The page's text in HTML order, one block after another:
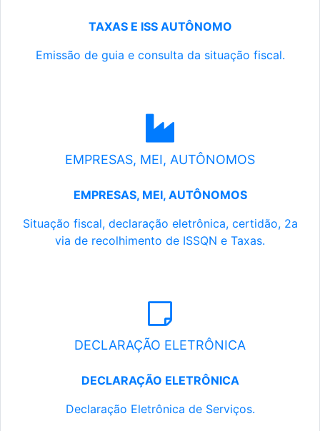
TAXAS E ISS AUTÔNOMO
Emissão de guia e consulta da situação fiscal.
EMPRESAS, MEI, AUTÔNOMOS
EMPRESAS, MEI, AUTÔNOMOS
Situação fiscal, declaração eletrônica, certidão, 2a
via de recolhimento de ISSQN e Taxas.
DECLARAÇÃO ELETRÔNICA
DECLARAÇÃO ELETRÔNICA
Declaração Eletrônica de Serviços.